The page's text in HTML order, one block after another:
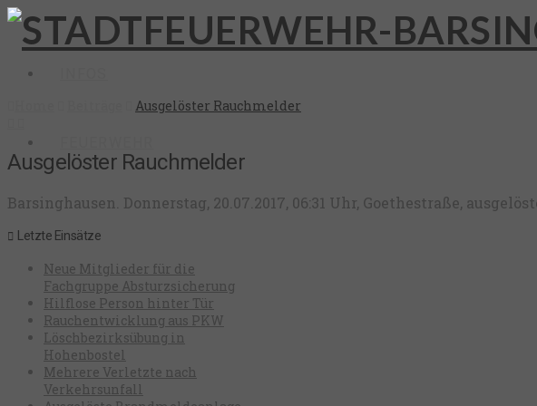
Ausgelöster Rauchmelder
Ausgelöster Rauchmelder
Barsinghausen. Donnerstag, 20.07.2017, 06:31 Uhr, Goethestraße,
Letzte Einsätze
Neue Mitglieder für die
Fachgruppe Absturzsicherung
Hilflose Person hinter Tür
Rauchentwicklung aus PKW
Löschbezirksübung in
Hohenbostel
Mehrere Verletzte nach
Verkehrsunfall